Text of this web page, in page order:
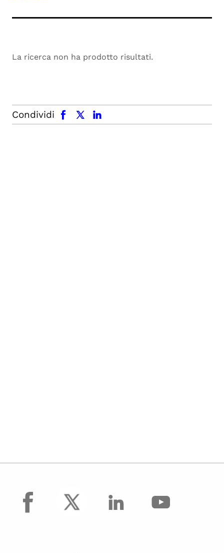
La ricerca non ha prodotto risultati.
Condividi
facebook x.com linkedin
facebook